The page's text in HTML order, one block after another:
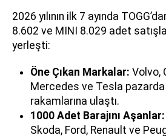
2026 yılının ilk 7 ayında
8.602 ve MINI 8.029 adet
yerleşti:
Öne Çıkan Markalar: Volvo,
Mercedes ve Tesla
rakamlarına ulaştı.
1000 Adet Barajını Aşanlar:
Skoda, Ford, Renault ve